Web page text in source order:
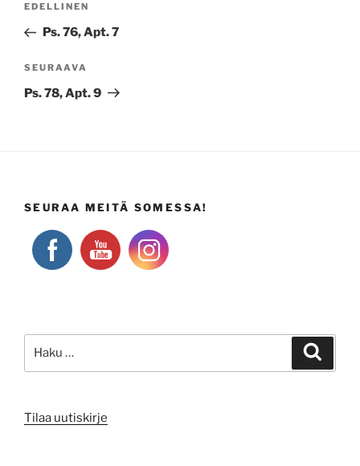
Edellinen
artikkeli
EDELLINEN
Ps. 76, Apt. 7
Seuraava
artikkeli
SEURAAVA
Ps. 78, Apt. 9
SEURAA MEITÄ SOMESSA!
Tilaa uutiskirje